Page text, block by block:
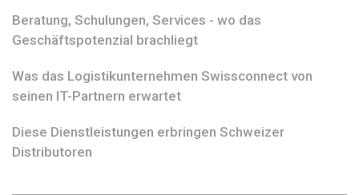
Beratung, Schulungen, Services - wo das
Geschäftspotenzial brachliegt
Was das Logistikunternehmen Swissconnect von
seinen IT-Partnern erwartet
Diese Dienstleistungen erbringen Schweizer
Distributoren